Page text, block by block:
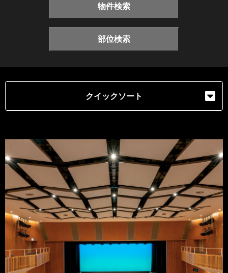
物件検索
部位検索
クイックソート